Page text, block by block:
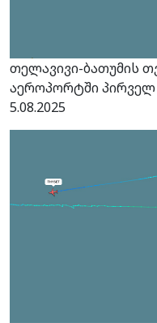
თელავივი-ბათუმის
აეროპორტში
5.08.2025